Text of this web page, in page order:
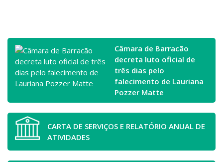
Câmara de Barracão
decreta luto oficial de
três dias pelo
falecimento de Lauriana
Pozzer Matte
CARTA DE SERVIÇOS E RELATÓRIO ANUAL DE
ATIVIDADES